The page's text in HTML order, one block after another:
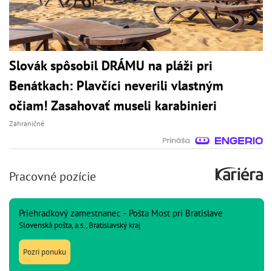
Slovák spôsobil DRÁMU na pláži pri
Benátkach: Plavčíci neverili vlastným
očiam! Zasahovať museli karabinieri
Zahraničné
Pracovné pozície
Priehradkový zamestnanec - Pošta Most pri Bratislave
Slovenská pošta, a.s., Bratislavský kraj
Pozri ponuku